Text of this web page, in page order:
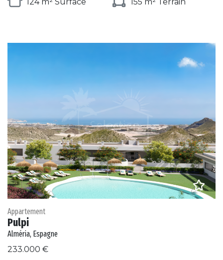
124 m² Surface
155 m² Terrain
Appartement
Pulpi
Alméria, Espagne
233.000 €